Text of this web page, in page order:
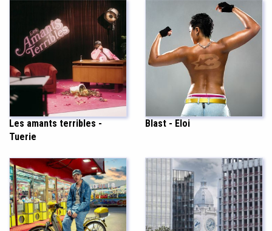
Les amants terribles -
Tuerie
Blast - Eloi